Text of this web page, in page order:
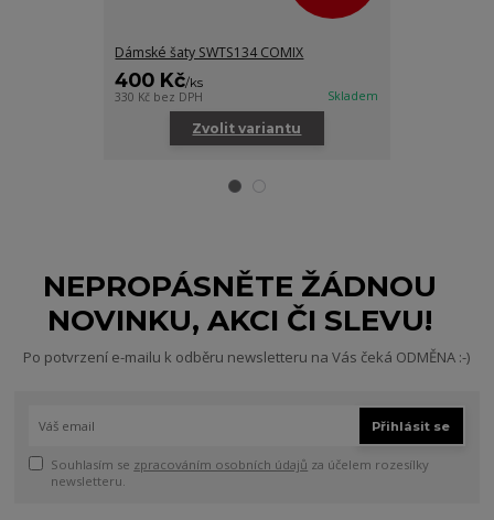
Dámské šaty SWTS134 COMIX
400 Kč/ks
330 Kč bez DPH Skladem
Zvolit variantu
NEPROPÁSNĚTE ŽÁDNOU
NOVINKU, AKCI ČI SLEVU!
Po potvrzení e-mailu k odběru newsletteru na Vás čeká ODMĚNA :-)
Přihlásit se
Souhlasím se zpracováním osobních údajů za účelem rozesílky
newsletteru.